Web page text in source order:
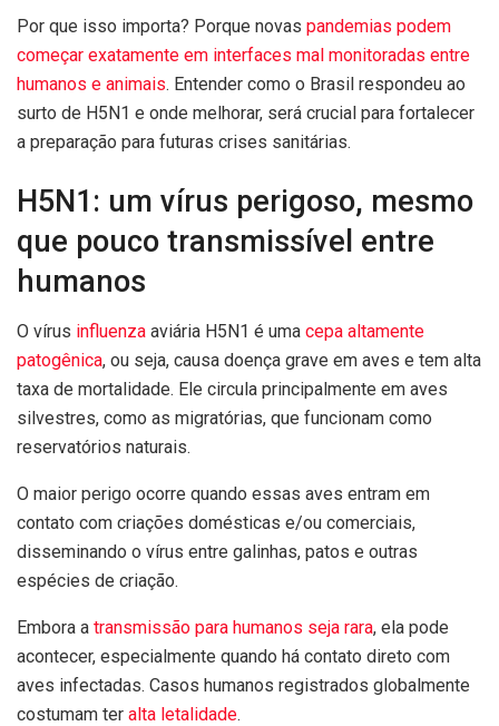
Por que isso importa? Porque novas pandemias podem
começar exatamente em interfaces mal monitoradas entre
humanos e animais. Entender como o Brasil respondeu ao
surto de H5N1 e onde melhorar, será crucial para fortalecer
a preparação para futuras crises sanitárias.
H5N1: um vírus perigoso, mesmo
que pouco transmissível entre
humanos
O vírus influenza aviária H5N1 é uma cepa altamente
patogênica, ou seja, causa doença grave em aves e tem alta
taxa de mortalidade. Ele circula principalmente em aves
silvestres, como as migratórias, que funcionam como
reservatórios naturais.
O maior perigo ocorre quando essas aves entram em
contato com criações domésticas e/ou comerciais,
disseminando o vírus entre galinhas, patos e outras
espécies de criação.
Embora a transmissão para humanos seja rara, ela pode
acontecer, especialmente quando há contato direto com
aves infectadas. Casos humanos registrados globalmente
costumam ter alta letalidade.